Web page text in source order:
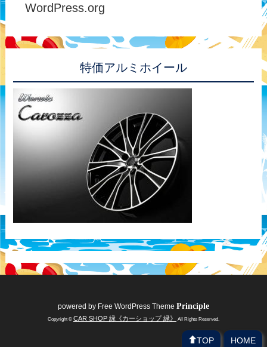
WordPress.org
特価アルミホイール
powered by Free WordPress Theme Principle
Copyright © CAR SHOP 緑《カーショップ 緑》 All Rights Reserved.
HOME
TOP